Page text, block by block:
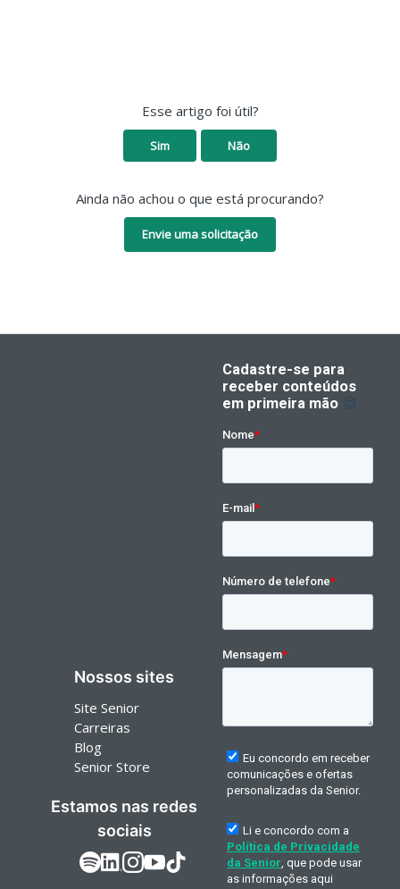
Esse artigo foi útil?
Sim Não
Ainda não achou o que está procurando?
Envie uma solicitação
Nossos sites
Site Senior
Carreiras
Blog
Senior Store
Estamos nas redes
sociais